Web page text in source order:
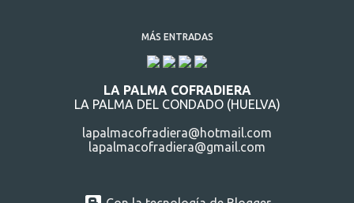
MÁS ENTRADAS
LA PALMA COFRADIERA
LA PALMA DEL CONDADO (HUELVA)
lapalmacofradiera@hotmail.com
lapalmacofradiera@gmail.com